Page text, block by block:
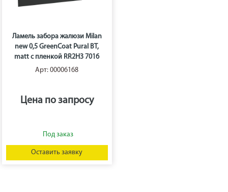
Ламель забора жалюзи Milan
new 0,5 GreenCoat Pural BT,
matt с пленкой RR2H3 7016
Арт: 00006168
Цена по запросу
Оставить заявку